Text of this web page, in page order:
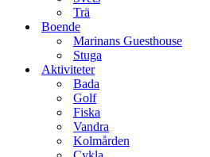
Trä
Boende
Marinans Guesthouse
Stuga
Aktiviteter
Bada
Golf
Fiska
Vandra
Kolmården